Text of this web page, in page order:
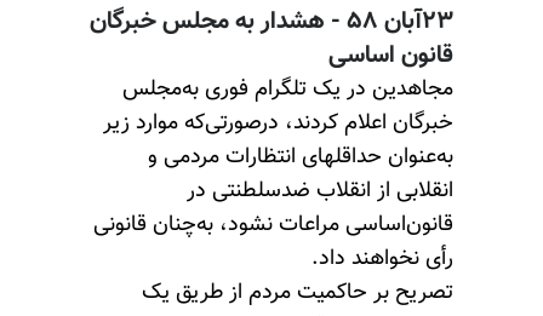
۲۳آبان ۵۸ - هشدار به‌ مجلس خبرگان
قانون‌ اساسی
مجاهدین در یک تلگرام فوری به‌مجلس
خبرگان اعلام کردند، درصور‌تی‌که موارد زیر
به‌عنوان حداقلهای انتظارات مردمی و
انقلابی از انقلاب ضدسلطنتی در
قانون‌اساسی مراعات نشود، به‌چنان قانونی
رأی نخواهند داد.
تصریح بر حاکمیت مردم از طریق یک